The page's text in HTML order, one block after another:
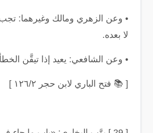
• وعن الزهري ومالك وغيرهما:
لا بعده.
• وعن الشافعي: يعيد إذا تيقَّن
[
📚 فتح الباري لابن حجر ١٢٦/٢ ]